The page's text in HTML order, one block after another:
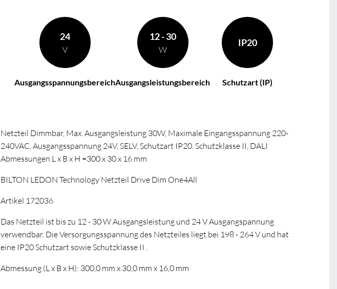
24
V
Ausgangsspannungsbereich
12 - 30
W
Ausgangsleistungsbereich
IP20
Schutzart (IP)
Netzteil Dimmbar, Max. Ausgangsleistung 30W, Maximale Eingangsspannung 220-
240VAC, Ausgangsspannung 24V, SELV, Schutzart IP20. Schutzklasse II, DALI
Abmessungen L x B x H =300 x 30 x 16 mm
BILTON LEDON Technology Netzteil Drive Dim One4All
Artikel 172036
Das Netzteil ist bis zu 12 - 30 W Ausgangsleistung und 24 V Ausgangspannung
verwendbar. Die Versorgungsspannung des Netzteiles liegt bei 198 - 264 V und hat
eine IP20 Schutzart sowie Schutzklasse II .
Abmessung (L x B x H): 300,0 mm x 30,0 mm x 16,0 mm